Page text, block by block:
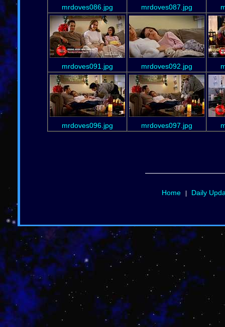
mrdoves086.jpg mrdoves087.jpg
mrdoves091.jpg mrdoves092.jpg
mrdoves096.jpg mrdoves097.jpg
Home| Daily